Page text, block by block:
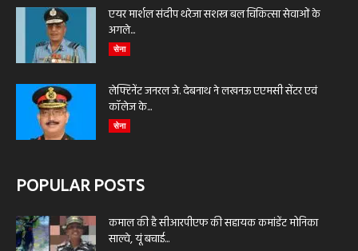
एयर मार्शल संदीप थरेजा सशस्त्र बल चिकित्सा सेवाओं के
अगले...
सेना
लेफ्टिनेंट जनरल जे. देबनाथ ने लखनऊ एएमसी सेंटर एवं
कॉलेज के...
सेना
POPULAR POSTS
कमाल की है सीआरपीएफ की सहायक कमांडेंट मोनिका
साल्वे, यूं बचाई...